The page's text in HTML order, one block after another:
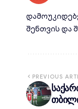
შენთვის და
PREVIOUS